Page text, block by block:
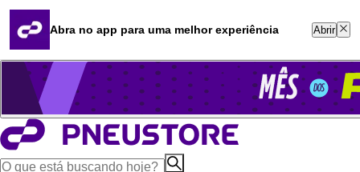
Quero revender
Blog
Whatsapp (16) 99764-8401
Televendas (47) 3046-2551
Abra no app para uma melhor experiência Abrir